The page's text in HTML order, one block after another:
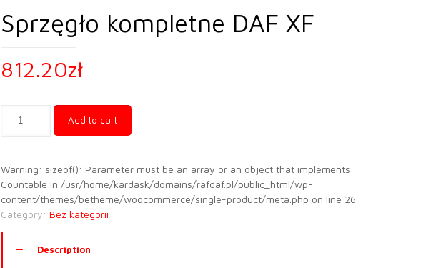
Sprzęgło kompletne DAF XF
812.20zł
kompletne
quantity
Add to cart
Warning: sizeof(): Parameter must be an array or an object that implements
Countable in /usr/home/kardask/domains/rafdaf.pl/public_html/wp-
content/themes/betheme/woocommerce/single-product/meta.php on line 26
Category:Bez kategorii
Description